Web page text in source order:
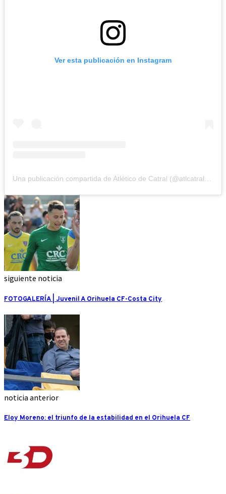
Ver esta publicación en Instagram
Una publicación compartida de Atlético de Catral (@atlcatral_cf)
siguiente noticia
FOTOGALERÍA | Juvenil A Orihuela CF-Costa City
noticia anterior
Eloy Moreno: el triunfo de la estabilidad en el Orihuela CF